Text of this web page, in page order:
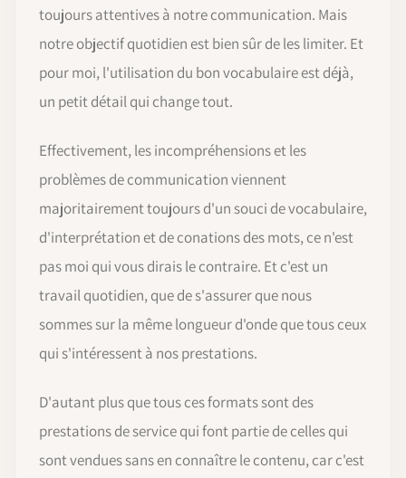
toujours attentives à notre communication. Mais
notre objectif quotidien est bien sûr de les limiter. Et
pour moi, l'utilisation du bon vocabulaire est déjà,
un petit détail qui change tout.
Effectivement, les incompréhensions et les
problèmes de communication viennent
majoritairement toujours d'un souci de vocabulaire,
d'interprétation et de conations des mots, ce n'est
pas moi qui vous dirais le contraire. Et c'est un
travail quotidien, que de s'assurer que nous
sommes sur la même longueur d'onde que tous ceux
qui s'intéressent à nos prestations.
D'autant plus que tous ces formats sont des
prestations de service qui font partie de celles qui
sont vendues sans en connaître le contenu, car c'est